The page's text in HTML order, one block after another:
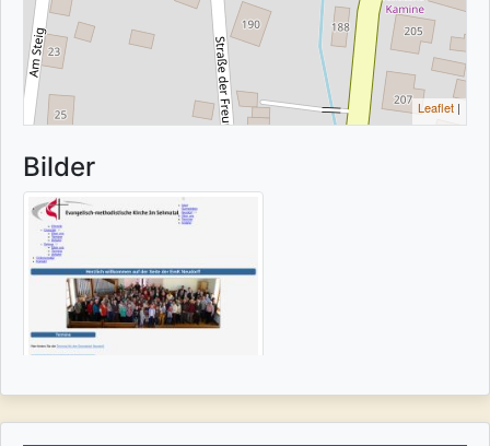
Leaflet |
Bilder